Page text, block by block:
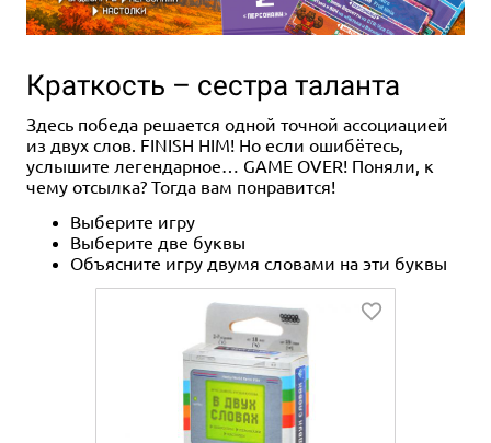
Краткость – сестра таланта
Здесь победа решается одной точной ассоциацией
из двух слов. FINISH HIM! Но если ошибётесь,
услышите легендарное… GAME ОVER! Поняли, к
чему отсылка? Тогда вам понравится!
Выберите игру
Выберите две буквы
Объясните игру двумя словами на эти буквы